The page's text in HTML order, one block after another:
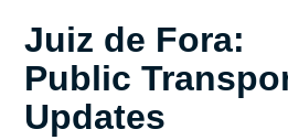
Juiz de Fora:
Public
Updates